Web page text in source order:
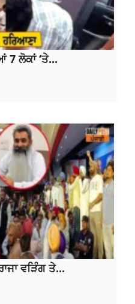
7 ਲੋਕਾਂ ‘ਤੇ...
ਵੜਿੰਗ ਤੇ...